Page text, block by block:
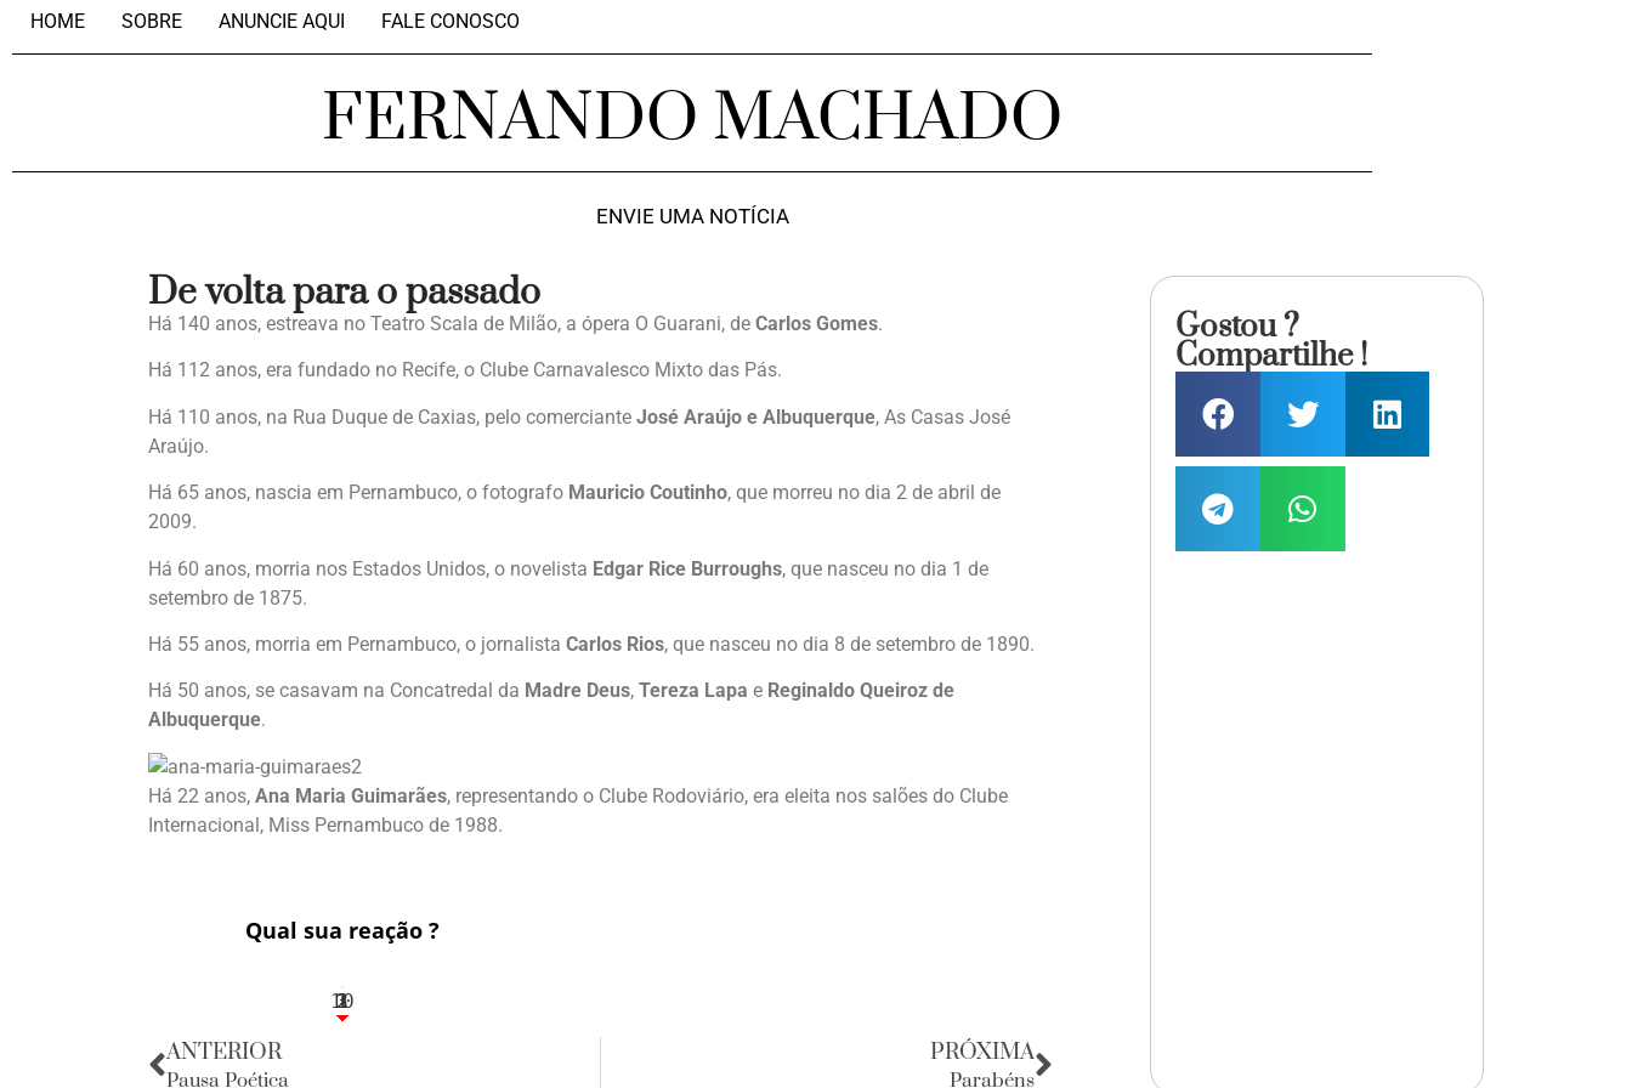
HOME SOBRE ANUNCIE AQUI FALE CONOSCO
FERNANDO MACHADO
ENVIE UMA NOTÍCIA
De volta para o passado
Há 140 anos, estreava no Teatro Scala de Milão, a ópera O Guarani, de Carlos Gomes.
Há 112 anos, era fundado no Recife, o Clube Carnavalesco Mixto das Pás.
Há 110 anos, na Rua Duque de Caxias, pelo comerciante José Araújo e Albuquerque, As Casas José
Araújo.
Há 65 anos, nascia em Pernambuco, o fotografo Mauricio Coutinho, que morreu no dia 2 de abril de
2009.
Há 60 anos, morria nos Estados Unidos, o novelista Edgar Rice Burroughs, que nasceu no dia 1 de
setembro de 1875.
Há 55 anos, morria em Pernambuco, o jornalista Carlos Rios, que nasceu no dia 8 de setembro de 1890.
Há 50 anos, se casavam na Concatredal da Madre Deus, Tereza Lapa e Reginaldo Queiroz de
Albuquerque.
Há 22 anos, Ana Maria Guimarães, representando o Clube Rodoviário, era eleita nos salões do Clube
Internacional, Miss Pernambuco de 1988.
Qual sua reação ?
3
1
1
2
10
ANTERIOR
Pausa Poética
PRÓXIMA
Parabéns
Gostou ?
Compartilhe !